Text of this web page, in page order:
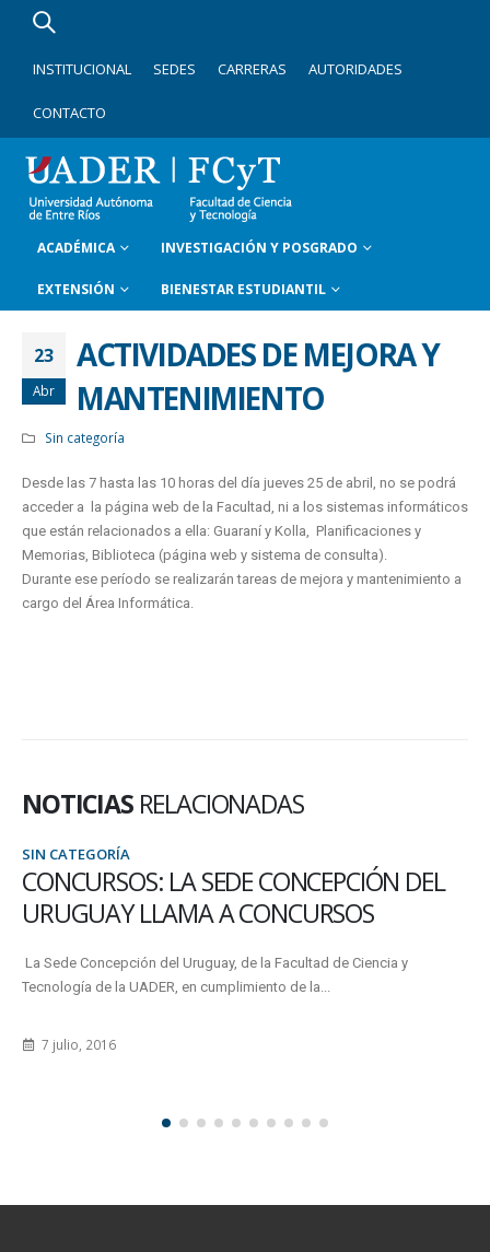
INSTITUCIONAL SEDES CARRERAS AUTORIDADES
CONTACTO
ACADÉMICA INVESTIGACIÓN Y POSGRADO
EXTENSIÓN BIENESTAR ESTUDIANTIL
23
Abr
ACTIVIDADES DE MEJORA Y
MANTENIMIENTO
Sin categoría
Desde las 7 hasta las 10 horas del día jueves 25 de abril, no se podrá
acceder a
la página web de la Facultad, ni a los sistemas informáticos
que están relacionados a ella: Guaraní y Kolla, Planificaciones y
Memorias, Biblioteca (página web y sistema de consulta).
Durante ese período se realizarán tareas de mejora y mantenimiento a
cargo del Área Informática.
NOTICIAS RELACIONADAS
SIN CATEGORÍA
CONCURSOS: LA SEDE CONCEPCIÓN DEL
URUGUAY LLAMA A CONCURSOS
La Sede Concepción del Uruguay, de la Facultad de Ciencia y
Tecnología de la UADER, en cumplimiento de la...
7 julio, 2016